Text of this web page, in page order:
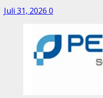
Juli 31, 2026 0